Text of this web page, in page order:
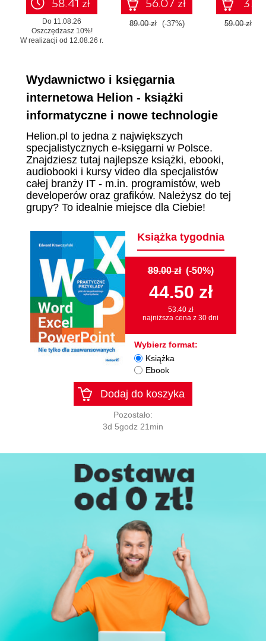
58.41 zł
Do 11.08.26
Oszczędzasz 10%!
W realizacji od 12.08.26 r.
56.07 zł
89.00 zł (-37%) 59.00 zł
Wydawnictwo i księgarnia
internetowa Helion - książki
informatyczne i nowe technologie
Helion.pl to jedna z największych
specjalistycznych e-księgarni w Polsce.
Znajdziesz tutaj najlepsze książki, ebooki,
audiobooki i kursy video dla specjalistów
całej branży IT - m.in. programistów, web
developerów oraz grafików. Należysz do tej
grupy? To idealnie miejsce dla Ciebie!
Książka tygodnia
89.00 zł (-50%)
44.50 zł
53.40 zł
najniższa cena z 30 dni
Wybierz format:
Książka
Ebook
Dodaj do koszyka
Pozostało:
3d 5godz 21min